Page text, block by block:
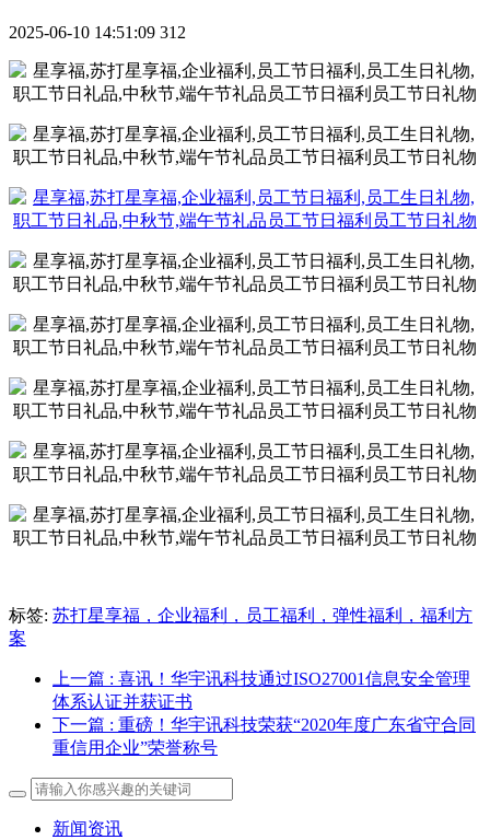
2025-06-10 14:51:09 312
标签: 苏打星享福，企业福利，员工福利，弹性福利，福利方
案
上一篇 : 喜讯！华宇讯科技通过ISO27001信息安全管理
体系认证并获证书
下一篇 : 重磅！华宇讯科技荣获“2020年度广东省守合同
重信用企业”荣誉称号
新闻资讯